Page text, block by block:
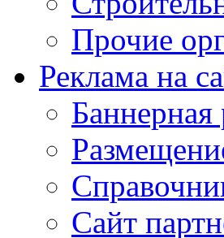
Прочие
Реклама на
Баннерная
Сайт